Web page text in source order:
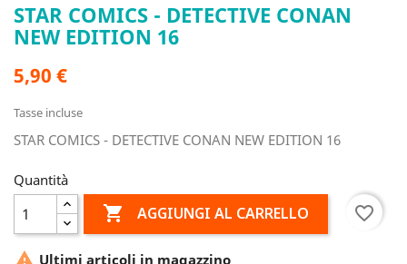
STAR COMICS - DETECTIVE CONAN
NEW EDITION 16
5,90 €
Tasse incluse
STAR COMICS - DETECTIVE CONAN NEW EDITION 16
Quantità
 AGGIUNGI AL CARRELLO favorite_border
 Ultimi articoli in magazzino